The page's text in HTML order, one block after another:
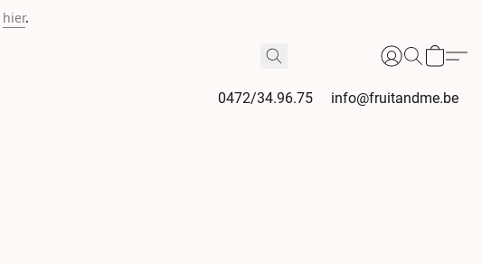
hier.
0472/34.96.75 info@fruitandme.be